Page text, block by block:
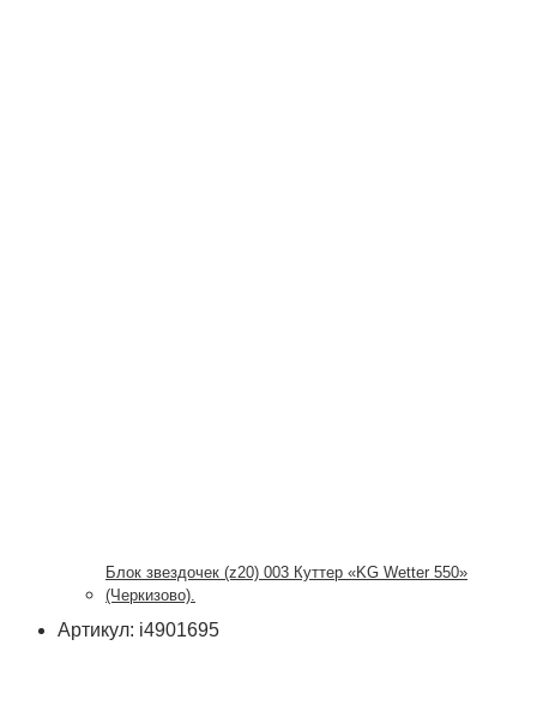
Блок звездочек (z20) 003 Куттер «KG Wetter 550»
(Черкизово).
Артикул: i4901695